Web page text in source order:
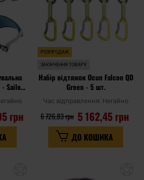
- Sailor
грн
РОЗПРОДАЖ
ЗАКІНЧЕННЯ ТОВАРУ
Набір відтяжок Ocun Falcon QD
Green - 5 шт.
Час відправлення: Негайно
5 162,45 грн
6 726,83 грн
ДО КОШИКА